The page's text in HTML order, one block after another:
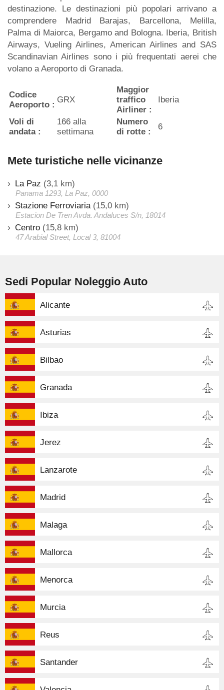
destinazione. Le destinazioni più popolari arrivano a
comprendere Madrid Barajas, Barcellona, Melilla,
Palma di Maiorca, Bergamo and Bologna. Iberia, British
Airways, Vueling Airlines, American Airlines and SAS
Scandinavian Airlines sono i più frequentati aerei che
volano a Aeroporto di Granada.
Codice
Aeroporto :
GRX
Maggior
traffico
Airliner :
Iberia
Voli di
andata :
166 alla
settimana
Numero
di rotte :
6
Mete turistiche nelle vicinanze
La Paz (3,1 km)
Panama 1293, La Paz, 0000
Stazione Ferroviaria(15,0 km)
Estacion De Tren Avda. Andaluces S/n, 18014
Centro (15,8 km)
47 Arabial Street, Local 3, 81004
Sedi Popular Noleggio Auto
Alicante
Asturias
Bilbao
Granada
Ibiza
Jerez
Lanzarote
Madrid
Malaga
Mallorca
Menorca
Murcia
Reus
Santander